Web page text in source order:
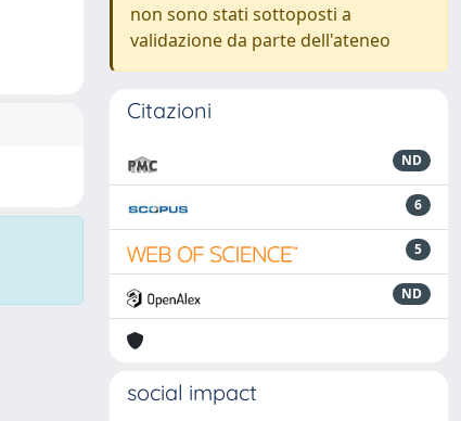
non sono stati sottoposti a
validazione da parte dell'ateneo
Citazioni
ND
6
5
ND
social impact